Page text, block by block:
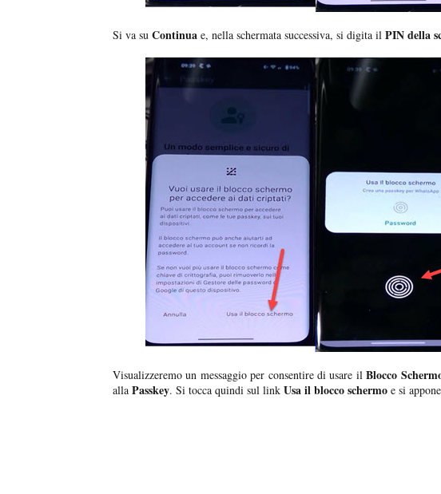
Si va su Continua e, nella schermata successiva, si digita il PIN della
Visualizzeremo un messaggio per consentire di usare ilBlocco
alla Passkey. Si tocca quindi sul link Usa il blocco schermo e si